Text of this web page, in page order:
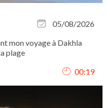
05/08/2026
mon voyage à Dakhla
plage
00:19